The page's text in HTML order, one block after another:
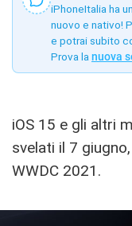
iPhoneItalia ha
nuovo e nativo!
e potrai subito
Prova la nuova
iOS 15 e gli altri
svelati il 7
WWDC 2021.